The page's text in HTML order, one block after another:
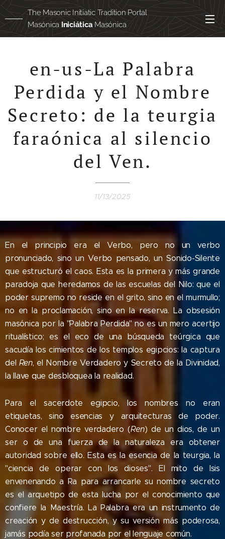
The Masonic Initiatic Tradition Portal
Masónica Iniciática Masónica
Masónicaegipcia
en-us-La Palabra
Perdida y el Nombre
Secreto: de la teurgia
faraónica al silencio
del Ven.
11/13/2025
En el principio era el Verbo, pero no un verbo
pronunciado, sino un Verbo pensado, un Sonido-Silente
que estructuró el caos. Esta es la primera y más grande
paradoja que heredamos de las escuelas del Nilo: que el
poder supremo no reside en el grito, sino en el murmullo;
no en la proclamación, sino en la reserva. La obsesión
masónica por la "Palabra Perdida" no es un mero acertijo
ritualístico; es el eco de una búsqueda teúrgica que
sacudía los cimientos de los templos egipcios: la captura
del Ren, el Nombre Verdadero y Secreto de la Divinidad,
la llave que desbloquea la realidad.
Para el sacerdote egipcio, los nombres no eran
etiquetas, sino esencias y arquitecturas de poder.
Conocer el nombre verdadero (Ren) de un dios, de un
ser o de una fuerza de la naturaleza era obtener
autoridad sobre ello. Esta es la esencia de la teurgia, la
"ciencia de operar con los dioses". El mito de Isis
envenenando a Ra para arrancarle su nombre secreto
es el arquetipo de esta lucha por el conocimiento que
confiere la Maestría. La Palabra era un instrumento de
creación y de destrucción, y su versión más poderosa,
jamás podía ser profanada por el lenguaje común.